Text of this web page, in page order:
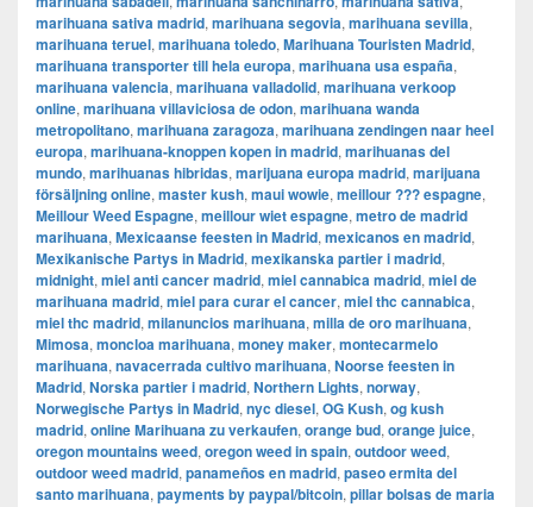
marihuana sativa madrid, marihuana segovia, marihuana sevilla,
marihuana teruel, marihuana toledo, Marihuana Touristen Madrid,
marihuana transporter till hela europa, marihuana usa españa,
marihuana valencia, marihuana valladolid, marihuana verkoop
online, marihuana villaviciosa de odon, marihuana wanda
metropolitano, marihuana zaragoza, marihuana zendingen naar heel
europa, marihuana-knoppen kopen in madrid, marihuanas del
mundo, marihuanas hibridas, marijuana europa madrid, marijuana
försäljning online, master kush, maui wowie, meillour ??? espagne,
Meillour Weed Espagne, meillour wiet espagne, metro de madrid
marihuana, Mexicaanse feesten in Madrid, mexicanos en madrid,
Mexikanische Partys in Madrid, mexikanska partier i madrid,
midnight, miel anti cancer madrid, miel cannabica madrid, miel de
marihuana madrid, miel para curar el cancer, miel thc cannabica,
miel thc madrid, milanuncios marihuana, milla de oro marihuana,
Mimosa, moncloa marihuana, money maker, montecarmelo
marihuana, navacerrada cultivo marihuana, Noorse feesten in
Madrid, Norska partier i madrid, Northern Lights, norway,
Norwegische Partys in Madrid, nyc diesel, OG Kush, og kush
madrid, online Marihuana zu verkaufen, orange bud, orange juice,
oregon mountains weed, oregon weed in spain, outdoor weed,
outdoor weed madrid, panameños en madrid, paseo ermita del
santo marihuana, payments by paypal/bitcoin, pillar bolsas de maria